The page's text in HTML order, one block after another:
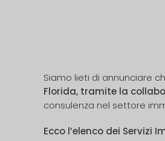
Siamo lieti di annunciare
Florida, tramite la
consulenza nel settore
Ecco l’elenco dei Servizi